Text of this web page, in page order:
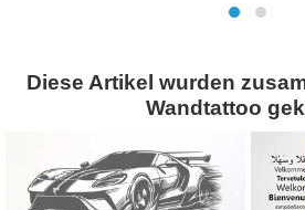
Diese Artikel wurden
Wandtattoo